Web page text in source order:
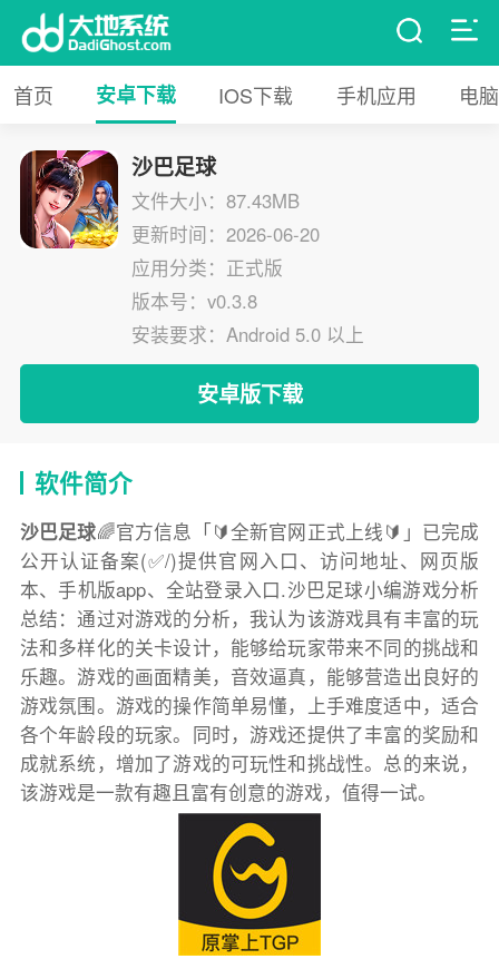
首页 安卓下载 IOS下载 手机应用 电
沙巴足球
文件大小：87.43MB
更新时间：2026-06-20
应用分类：正式版
版本号：v0.3.8
安装要求：Android 5.0 以上
安卓版下载
软件简介
沙巴足球🌈官方信息「🔰全新官网正式上线🔰」已完成
公开认证备案(✅/)提供官网入口、访问地址、网页版
本、手机版app、全站登录入口.沙巴足球小编游戏分析
总结：通过对游戏的分析，我认为该游戏具有丰富的玩
法和多样化的关卡设计，能够给玩家带来不同的挑战和
乐趣。游戏的画面精美，音效逼真，能够营造出良好的
游戏氛围。游戏的操作简单易懂，上手难度适中，适合
各个年龄段的玩家。同时，游戏还提供了丰富的奖励和
成就系统，增加了游戏的可玩性和挑战性。总的来说，
该游戏是一款有趣且富有创意的游戏，值得一试。